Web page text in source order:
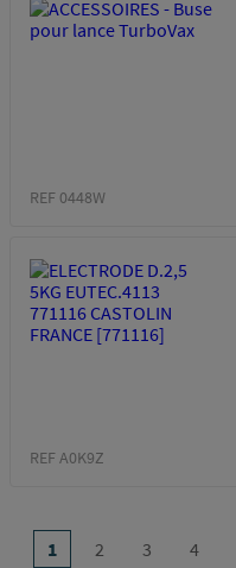
REF 0448W
REF A0K9Z
Page
1 Page
2 Page
3 Page
4